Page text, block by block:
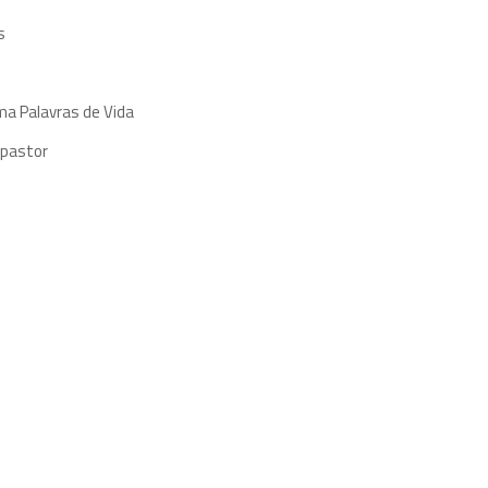
Palavras de Vida